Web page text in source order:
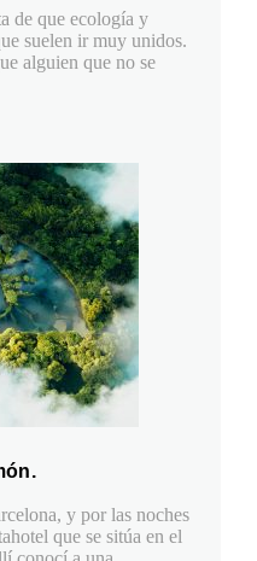
de que ecología y
suelen ir muy unidos.
alguien que no se
y por las noches
que se sitúa en el